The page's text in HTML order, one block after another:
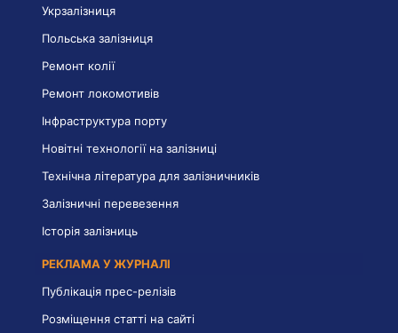
Укрзалізниця
Польська залізниця
Ремонт колії
Ремонт локомотивів
Інфраструктура порту
Новітні технології на залізниці
Технічна література для залізничників
Залізничні перевезення
Історія залізниць
РЕКЛАМА У ЖУРНАЛІ
Публікація прес-релізів
Розміщення статті на сайті